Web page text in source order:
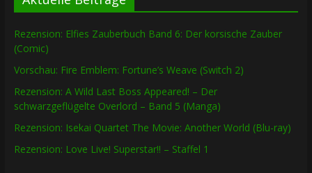
Rezension: Elfies Zauberbuch Band 6: Der korsische Zauber
(Comic)
Vorschau: Fire Emblem: Fortune’s Weave (Switch 2)
Rezension: A Wild Last Boss Appeared! – Der
schwarzgeflügelte Overlord – Band 5 (Manga)
Rezension: Isekai Quartet The Movie: Another World (Blu-ray)
Rezension: Love Live! Superstar!! – Staffel 1